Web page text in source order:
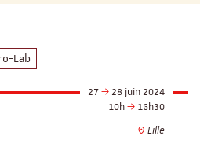
Lab
27
28 juin 2024
10h
16h30
Lille